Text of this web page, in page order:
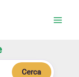
Cerca